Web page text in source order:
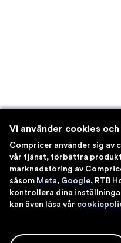
Vi använder cookies
Compricer använder sig av
vår tjänst, förbättra
marknadsföring av
såsom Meta, Google, RTB
kontrollera dina
kan även läsa vår